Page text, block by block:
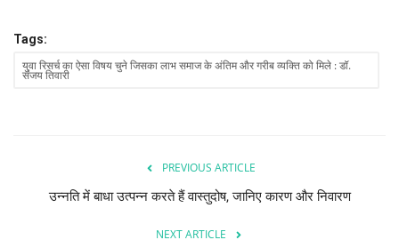
Tags:
युवा रिसर्च का ऐसा विषय चुने जिसका लाभ समाज के अंतिम और गरीब व्यक्ति को मिले : डॉ.
संजय तिवारी
PREVIOUS ARTICLE
उन्नति में बाधा उत्पन्न करते हैं वास्तुदोष, जानिए कारण और निवारण
NEXT ARTICLE